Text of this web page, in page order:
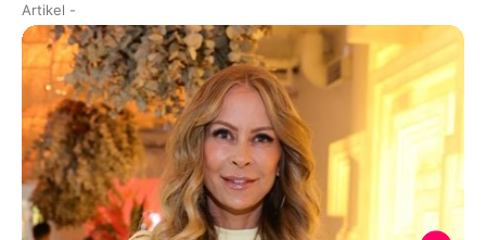
Artikel -